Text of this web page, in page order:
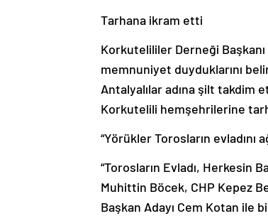
Tarhana ikram etti
Korkutelililer Derneği
memnuniyet duyduklarını
Antalyalılar adına şilt takdim
Korkutelili hemşehrilerine
“Yörükler Torosların evladını
“Torosların Evladı, Herkesin
Muhittin Böcek, CHP Kepez
Başkan Adayı Cem Kotan ile